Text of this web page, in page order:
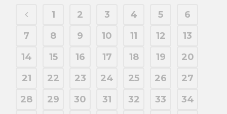
1 2 3 4 5
6
7
8 9 10 11 12
13
14
15 16 17 18 19
20
21
22 23 24 25 26
27
28
29 30 31 32 33
34